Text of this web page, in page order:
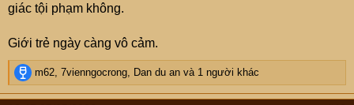
giác tội phạm không.
Giới trẻ ngày càng vô cảm.
R
e
a
m62, 7vienngocrong, Dan du an và 1 người khác